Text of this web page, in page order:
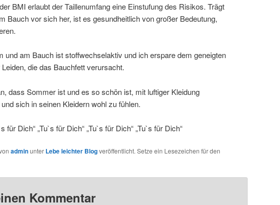
BMI erlaubt der Taillenumfang eine Einstufung des Risikos. Trägt
Bauch vor sich her, ist es gesundheitlich von großer Bedeutung,
und am Bauch ist stoffwechselaktiv und ich erspare dem geneigten
die das Bauchfett verursacht.
dass Sommer ist und es so schön ist, mit luftiger Kleidung
sich in seinen Kleidern wohl zu fühlen.
für Dich“ „Tu`s für Dich“ „Tu`s für Dich“ „Tu`s für Dich“
adminunter Lebe leichter Blogveröffentlicht. Setze ein Lesezeichen für den
Kommentar